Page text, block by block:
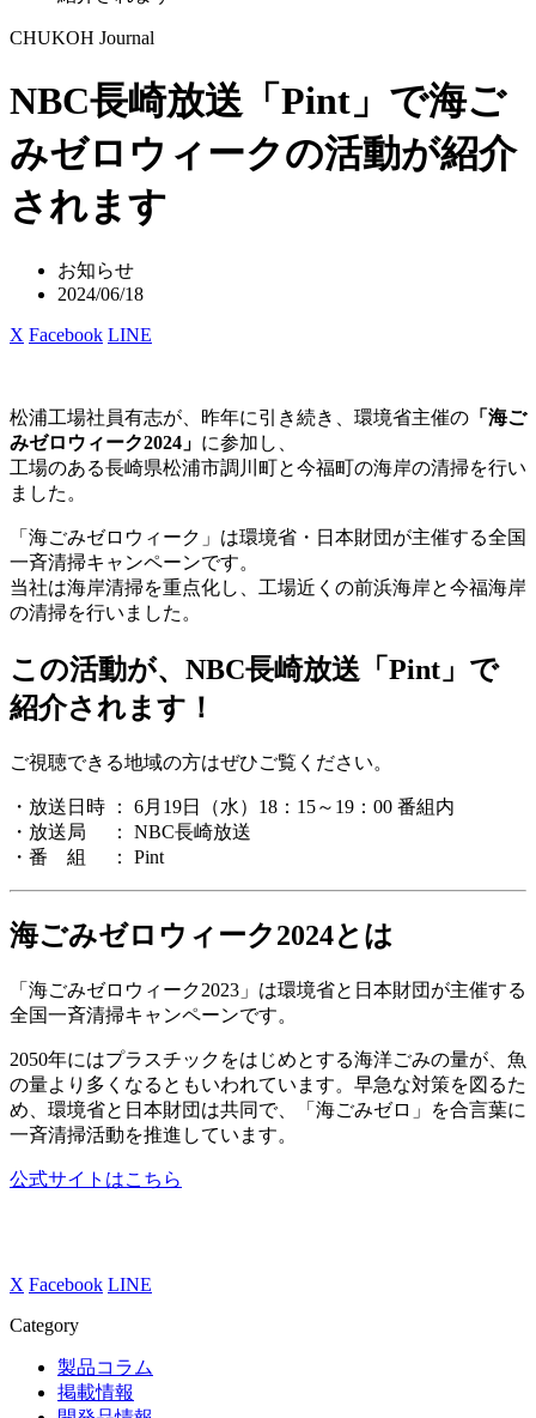
CHUKOH Journal
NBC長崎放送「Pint」で海ご
みゼロウィークの活動が紹介
されます
お知らせ
2024/06/18
X Facebook LINE
松浦工場社員有志が、昨年に引き続き、環境省主催の 「海ご
みゼロウィーク2024」 に参加し、
工場のある長崎県松浦市調川町と今福町の海岸の清掃を行い
ました。
「海ごみゼロウィーク」は環境省・日本財団が主催する全国
一斉清掃キャンペーンです。
当社は海岸清掃を重点化し、工場近くの前浜海岸と今福海岸
の清掃を行いました。
この活動が、NBC長崎放送「Pint」で
紹介されます！
ご視聴できる地域の方はぜひご覧ください。
・放送日時 ： 6月19日（水）18：15～19：00 番組内
・放送局 ： NBC長崎放送
・番 組 ： Pint
海ごみゼロウィーク2024とは
「海ごみゼロウィーク2023」は環境省と日本財団が主催する
全国一斉清掃キャンペーンです。
2050年にはプラスチックをはじめとする海洋ごみの量が、魚
の量より多くなるともいわれています。早急な対策を図るた
め、環境省と日本財団は共同で、「海ごみゼロ」を合言葉に
一斉清掃活動を推進しています。
公式サイトはこちら
X Facebook LINE
Category
製品コラム
掲載情報